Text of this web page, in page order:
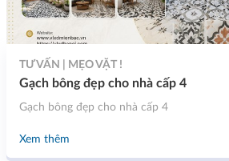
TƯ VẤN | MẸO VẶT !
Gạch bông đẹp cho nhà cấp 4
Gạch bông đẹp cho nhà cấp 4
Xem thêm